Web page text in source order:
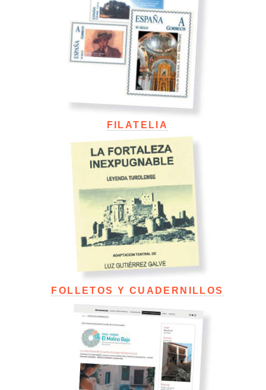
FILATELIA
FOLLETOS Y CUADERNILLOS